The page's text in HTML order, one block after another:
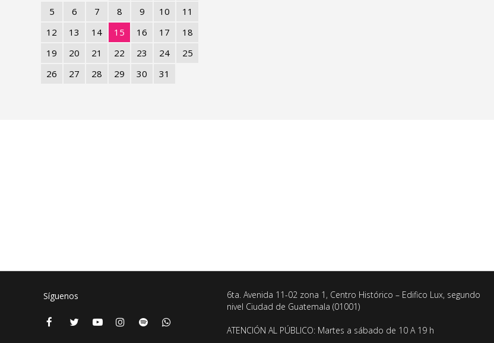
5
6 7 8 9 10
11
12
13 14 15 16 17
18
19
20 21 22 23 24
25
26
27 28 29 30 31
Síguenos
6ta. Avenida 11-02 zona 1, Centro Histórico – Edifico Lux, segundo
nivel Ciudad de Guatemala (01001)
ATENCIÓN AL PÚBLICO: Martes a sábado de 10 A 19 h